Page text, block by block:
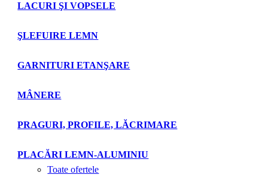
LACURI ŞI VOPSELE
ŞLEFUIRE LEMN
GARNITURI ETANŞARE
MÂNERE
PRAGURI, PROFILE, LĂCRIMARE
PLACĂRI LEMN-ALUMINIU
Toate ofertele